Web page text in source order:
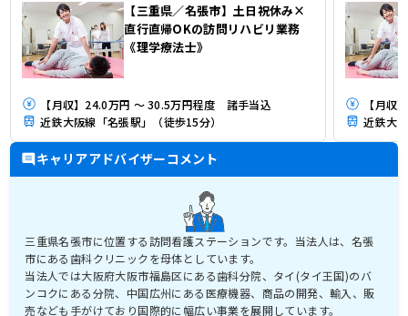
【三重県／名張市】土日祝休み×
直行直帰OKの訪問リハビリ業務
《理学療法士》
【月収】24.0万円 ～ 30.5万円程度 諸手当込
近鉄大阪線「名張駅」（徒歩15分）
【月収
近鉄大
キャリアアドバイザーコメント
三重県名張市に位置する訪問看護ステーションです。当法人は、名張
市にある歯科クリニックを母体としています。
当法人では大阪府大阪市福島区にある歯科分院、タイ(タイ王国)のバ
ンコクにある分院、中国広州にある医療機器、商品の開発、輸入、販
売なども手がけており国際的に幅広い事業を展開しています。